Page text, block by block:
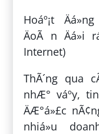
Hoáº¡t
ÄoÃ n Äá»i
Internet)
ThÃ´ng qua
nhÆ° váº­y,
ÄÆ°á»£c
nhiá»u